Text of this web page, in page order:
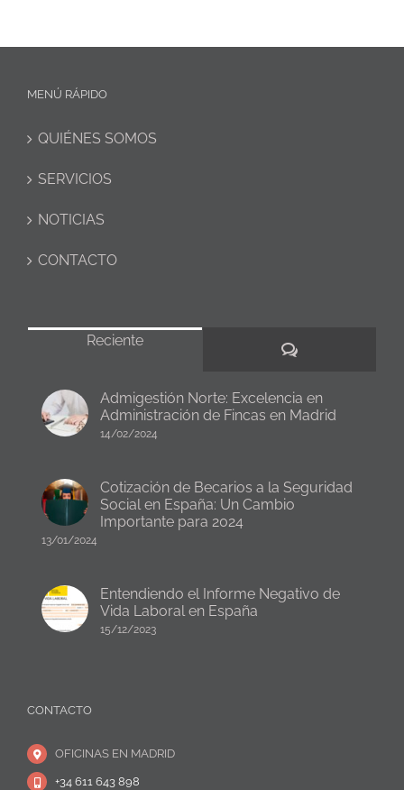
MENÚ RÁPIDO
QUIÉNES SOMOS
SERVICIOS
NOTICIAS
CONTACTO
Reciente
Comentarios
Admigestión Norte: Excelencia en
Administración de Fincas en Madrid
14/02/2024
Cotización de Becarios a la Seguridad
Social en España: Un Cambio
Importante para 2024
13/01/2024
Entendiendo el Informe Negativo de
Vida Laboral en España
15/12/2023
CONTACTO
OFICINAS EN MADRID
+34 611 643 898